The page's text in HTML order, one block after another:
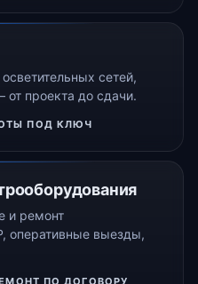
сетей,
проекта до сдачи.
ПОД КЛЮЧ
и ремонт
оперативные выезды,